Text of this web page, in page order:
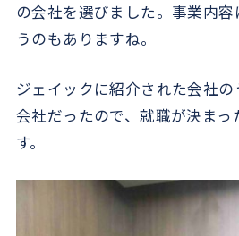
の会社を選びました。事業内
うのもありますね。
ジェイックに紹介された会社
会社だったので、就職が決まっ
す。